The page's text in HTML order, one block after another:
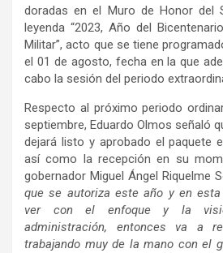
doradas en el Muro de Honor del
leyenda “2023, Año del
Militar”, acto que se tiene
el 01 de agosto, fecha en la que
cabo la sesión del periodo
Respecto al próximo periodo
septiembre, Eduardo Olmos señaló
dejará listo y aprobado el paquete
así como la recepción en su
gobernador Miguel Ángel Riquelme
que se autoriza este año y en
ver con el enfoque y la
administración, entonces va a
trabajando muy de la mano con el